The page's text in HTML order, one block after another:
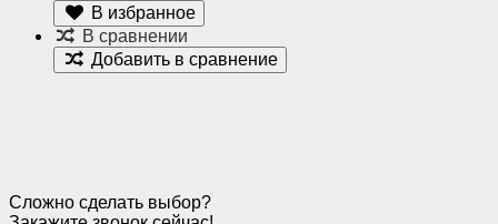
В избранное
В сравнении
Добавить в сравнение
Сложно сделать выбор?